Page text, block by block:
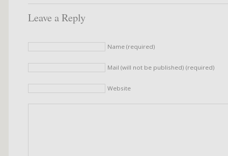
Leave a Reply
Name (required)
Mail (will not be published) (required)
Website